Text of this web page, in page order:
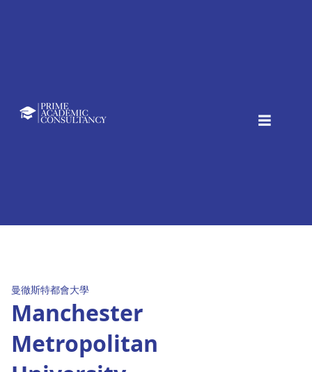
曼徹斯特都會大學
Manchester
Metropolitan